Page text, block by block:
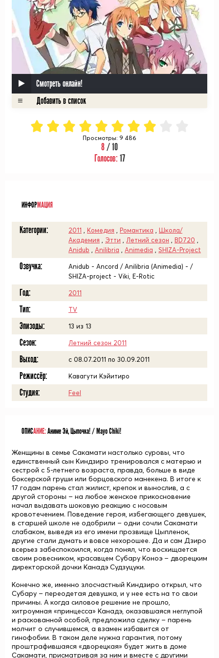
Смотреть онлайн!
Просмотры: 9 486
8/ 10
Голосов: 17
ИНФОРМАЦИЯ
Категории: 2011 Комедия Романтика
Школа/
Академия
Этти Летний сезон BD720
Anidub
Anilibria Animedia SHIZA-Project
Озвучка:
Anidub - Ancord / Anilibria (Animedia) - /
SHIZA-project - Viki, E-Rotic
Год: 2011
Тип: TV
Эпизоды: 13 из 13
Сезон: Летний сезон 2011
Выход: c 08.07.2011 по 30.09.2011
Режиссёр: Кавагути Кэйитиро
Студия: Feel
ОПИСАНИЕ:Аниме Эй, Цыпочка! / Mayo Chiki!
Женщины в семье Сакамати настолько суровы, что
единственный сын Киндзиро тренировался с матерью и
сестрой с 5-летнего возраста, правда, больше в виде
боксерской груши или борцовского манекена. В итоге к
17 годам парень стал жилист, крепок и вынослив, а с
другой стороны – на любое женское прикосновение
начал выдавать шоковую реакцию с носовым
кровотечением. Поведение героя, избегающего девушек,
в старшей школе не одобрили – одни сочли Сакамати
слабаком, выведя из его имени прозвище Цыпленок,
другие стали думать и вовсе нехорошее. Да и сам Дзиро
всерьез забеспокоился, когда понял, что восхищается
своим ровесником, красавцем Субару Коноэ – дворецким
директорской дочки Канадэ Судзуцуки.
Конечно же, именно злосчастный Киндзиро открыл, что
Субару – переодетая девушка, и у нее есть на то свои
причины. А когда силовое решение не прошло,
хитроумная «принцесса» Канадэ, оказавшаяся неглупой
и раскованной особой, предложила сделку – парень
молчит о случившемся, а взамен избавится от
гинофобии. В таком деле нужна гарантия, потому
проштрафившаяся «дворецкая» будет жить в доме
Сакамати, присматривая за ним и вместе с другими